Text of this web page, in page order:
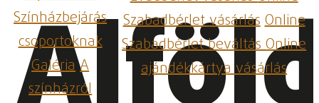
Színházbejárás
csoportoknak
GalériaA
színházról
Szabadbérlet vásárlásOnline
Szabadbérlet beváltásOnline
ajándékkártya vásárlás